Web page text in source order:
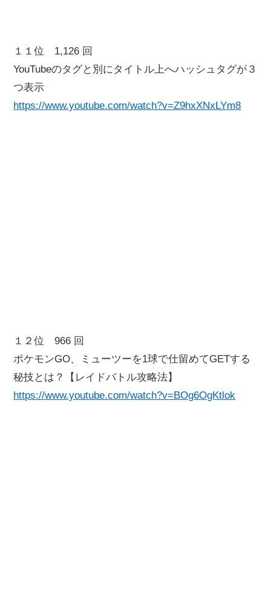
１１位 1,126 回
YouTubeのタグと別にタイトル上へハッシュタグが３
つ表示
https://www.youtube.com/watch?v=Z9hxXNxLYm8
１２位 966 回
ポケモンGO、ミューツーを1球で仕留めてGETする
秘技とは？【レイドバトル攻略法】
https://www.youtube.com/watch?v=BOg6OgKtlok